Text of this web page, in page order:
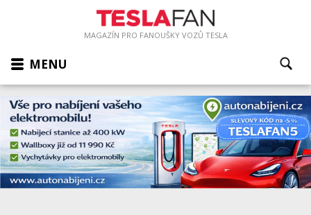
MAGAZÍN PRO FANOUŠKY VOZŮ TESLA
MENU